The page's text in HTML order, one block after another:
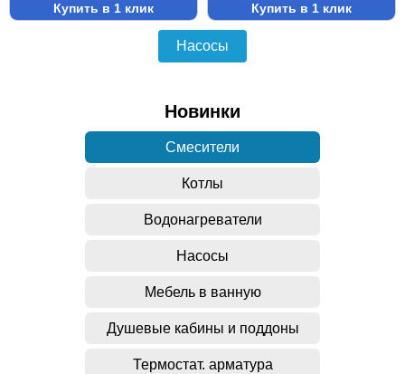
Купить в 1 клик Купить в 1 клик
Насосы
Новинки
Смесители
Котлы
Водонагреватели
Насосы
Мебель в ванную
Душевые кабины и поддоны
Термостат. арматура